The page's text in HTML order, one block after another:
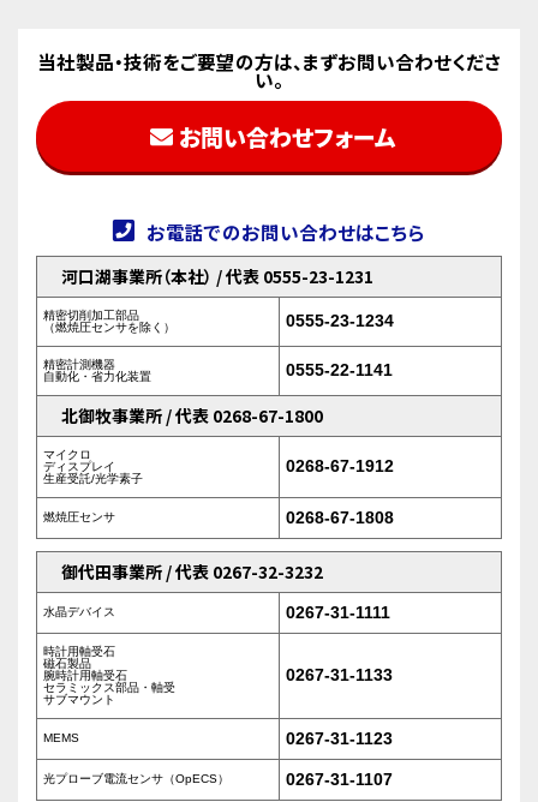
河口湖事業所 新棟竣工（環境・安全・効率性を
ご来場のお礼：『メディカルクリエーションふく
しま 2025』 出展のご案内
2025年10月07日
当社製品・技術をご要望の方は、まずお問い合わせくださ
い。
お問い合わせフォーム
お電話でのお問い合わせはこちら
河口湖事業所（本社） / 代表 0555-23-1231
精密切削加工部品
（燃焼圧センサを除く）
0555-23-1234
精密計測機器
自動化・省力化装置
0555-22-1141
北御牧事業所 / 代表 0268-67-1800
マイクロ
ディスプレイ
生産受託/光学素子
0268-67-1912
燃焼圧センサ 0268-67-1808
御代田事業所 / 代表 0267-32-3232
水晶デバイス 0267-31-1111
時計用軸受石
磁石製品
腕時計用軸受石
セラミックス部品・軸受
サブマウント
0267-31-1133
MEMS 0267-31-1123
光プローブ電流センサ（OpECS） 0267-31-1107